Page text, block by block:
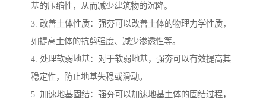
基的压缩性，从而减少建筑物的沉降。
3. 改善土体性质：强夯可以改善土体的物理力学性质，
如提高土体的抗剪强度、减少渗透性等。
4. 处理软弱地基：对于软弱地基，强夯可以有效提高其
稳定性，防止地基失稳或滑动。
5. 加速地基固结：强夯可以加速地基土体的固结过程，